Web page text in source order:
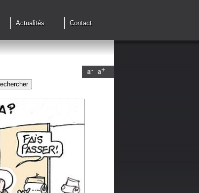
Actualités Contact